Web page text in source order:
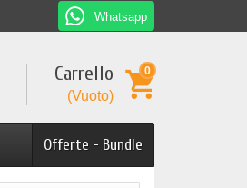
Whatsapp
Carrello
(Vuoto)
0
Offerte - Bundle